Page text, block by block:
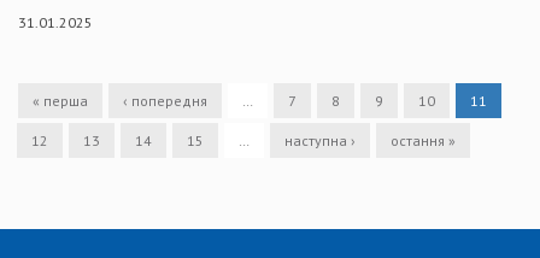
31.01.2025
« перша ‹ попередня 7 8 9 10 11
12 13 14 15 наступна › остання »